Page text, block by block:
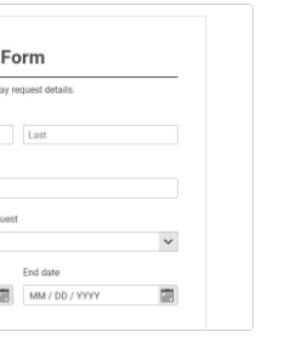
registration, business
participation. It helps
so organizers can
next steps, and maintain
over time.